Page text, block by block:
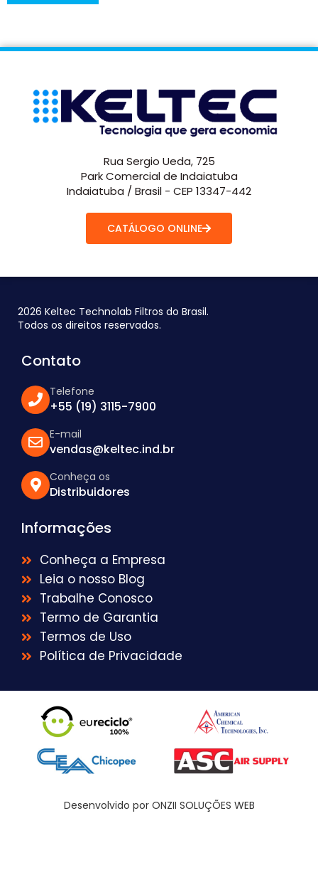
Rua Sergio Ueda, 725
Park Comercial de Indaiatuba
Indaiatuba / Brasil - CEP 13347-442
CATÁLOGO ONLINE
2026 Keltec Technolab Filtros do Brasil.
Todos os direitos reservados.
Contato
Telefone
+55 (19) 3115-7900
E-mail
vendas@keltec.ind.br
Conheça os
Distribuidores
Informações
Conheça a Empresa
Leia o nosso Blog
Trabalhe Conosco
Termo de Garantia
Termos de Uso
Política de Privacidade
Desenvolvido por ONZII SOLUÇÕES WEB